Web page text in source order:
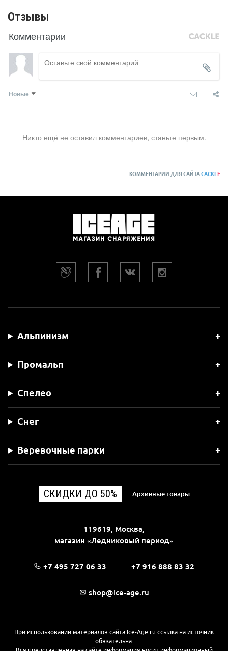
Отзывы
Комментарии
Новые
Никто ещё не оставил комментариев, станьте первым.
КОММЕНТАРИИ ДЛЯ САЙТАCACKL E
Альпинизм
Промальп
Спелео
Снег
Веревочные парки
СКИДКИ ДО 50% Архивные товары
119619, Москва,
магазин «Ледниковый период»
+7 495 727 06 33 +7 916 888 83 32
shop@ice-age.ru
При использовании материалов сайта Ice-Age.ru ссылка на источник
обязательна.